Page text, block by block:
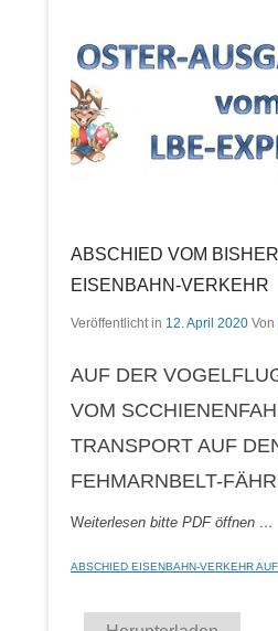
ABSCHIED VOM
EISENBAHN-VERKEHR
Veröffentlicht in 12. April 2020 Von
AUF DER
VOM
TRANSPORT AUF
FEHMARNBELT-
Weiterlesen bitte PDF öffnen …
ABSCHIED EISENBAHN-VERKEHR